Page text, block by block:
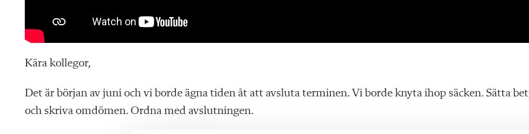
Kära kollegor,
Det är början av juni och vi borde ägna tiden åt att avsluta terminen. Vi borde knyta ihop säcken. Sätta
och skriva omdömen. Ordna med avslutningen.